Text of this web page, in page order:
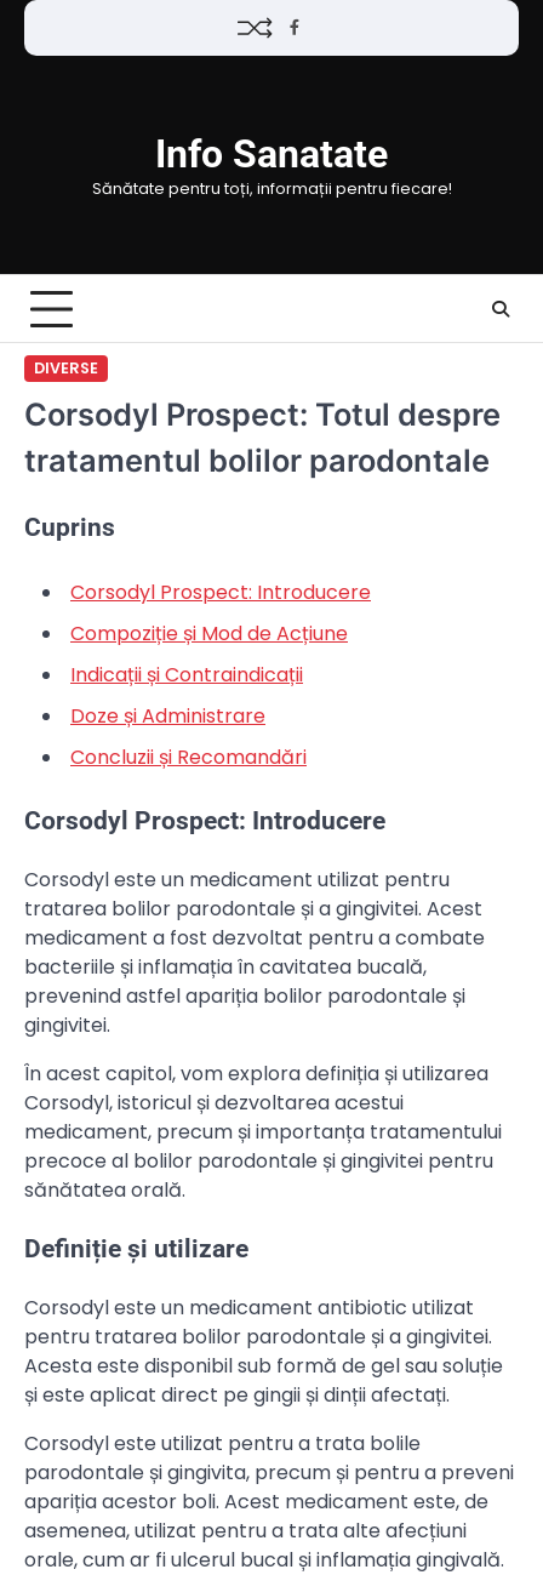
Skip
Facebook
Info Sanatate
Sănătate pentru toți, informații pentru fiecare!
DIVERSE
Corsodyl Prospect: Totul despre
tratamentul bolilor parodontale
Cuprins
Corsodyl Prospect: Introducere
Compoziție și Mod de Acțiune
Indicații și Contraindicații
Doze și Administrare
Concluzii și Recomandări
Corsodyl Prospect: Introducere
Corsodyl este un medicament utilizat pentru
tratarea bolilor parodontale și a gingivitei. Acest
medicament a fost dezvoltat pentru a combate
bacteriile și inflamația în cavitatea bucală,
prevenind astfel apariția bolilor parodontale și
gingivitei.
În acest capitol, vom explora definiția și utilizarea
Corsodyl, istoricul și dezvoltarea acestui
medicament, precum și importanța tratamentului
precoce al bolilor parodontale și gingivitei pentru
sănătatea orală.
Definiție și utilizare
Corsodyl este un medicament antibiotic utilizat
pentru tratarea bolilor parodontale și a gingivitei.
Acesta este disponibil sub formă de gel sau soluție
și este aplicat direct pe gingii și dinții afectați.
Corsodyl este utilizat pentru a trata bolile
parodontale și gingivita, precum și pentru a preveni
apariția acestor boli. Acest medicament este, de
asemenea, utilizat pentru a trata alte afecțiuni
orale, cum ar fi ulcerul bucal și inflamația gingivală.